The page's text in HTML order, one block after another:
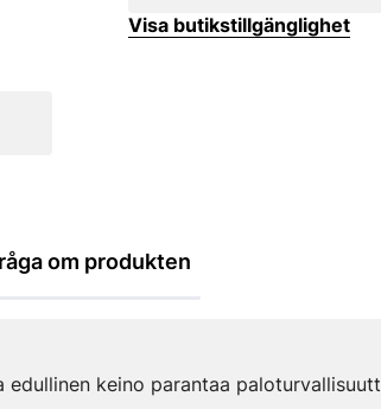
Visa butikstillgänglighet
om produkten
keino parantaa